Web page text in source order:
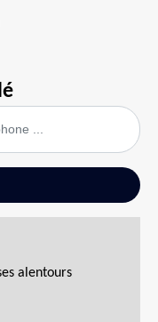
alentours